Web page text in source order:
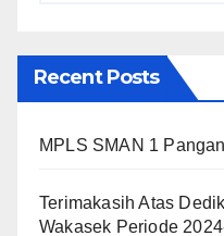
Recent Posts
MPLS SMAN 1
Terimakasih Atas
Wakasek Periode